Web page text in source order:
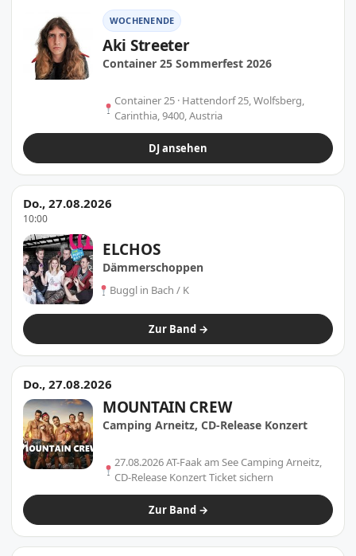
WOCHENENDE
Aki Streeter
Container 25 Sommerfest 2026
Container 25 · Hattendorf 25, Wolfsberg,
Carinthia, 9400, Austria
DJ ansehen
Do., 27.08.2026
10:00
ELCHOS
Dämmerschoppen
Buggl in Bach / K
Zur Band →
Do., 27.08.2026
MOUNTAIN CREW
Camping Arneitz, CD-Release Konzert
27.08.2026 AT-Faak am See Camping Arneitz,
CD-Release Konzert Ticket sichern
Zur Band →